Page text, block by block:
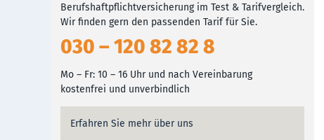
Berufshaftpflichtversicherung im Test & Tarifvergleich.
Wir finden gern den passenden Tarif für Sie.
030 – 120 82 82 8
Mo – Fr: 10 – 16 Uhr und nach Vereinbarung
kostenfrei und unverbindlich
Erfahren Sie mehr über uns